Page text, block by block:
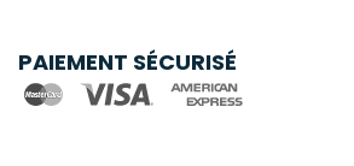
PAIEMENT SÉCURISÉ